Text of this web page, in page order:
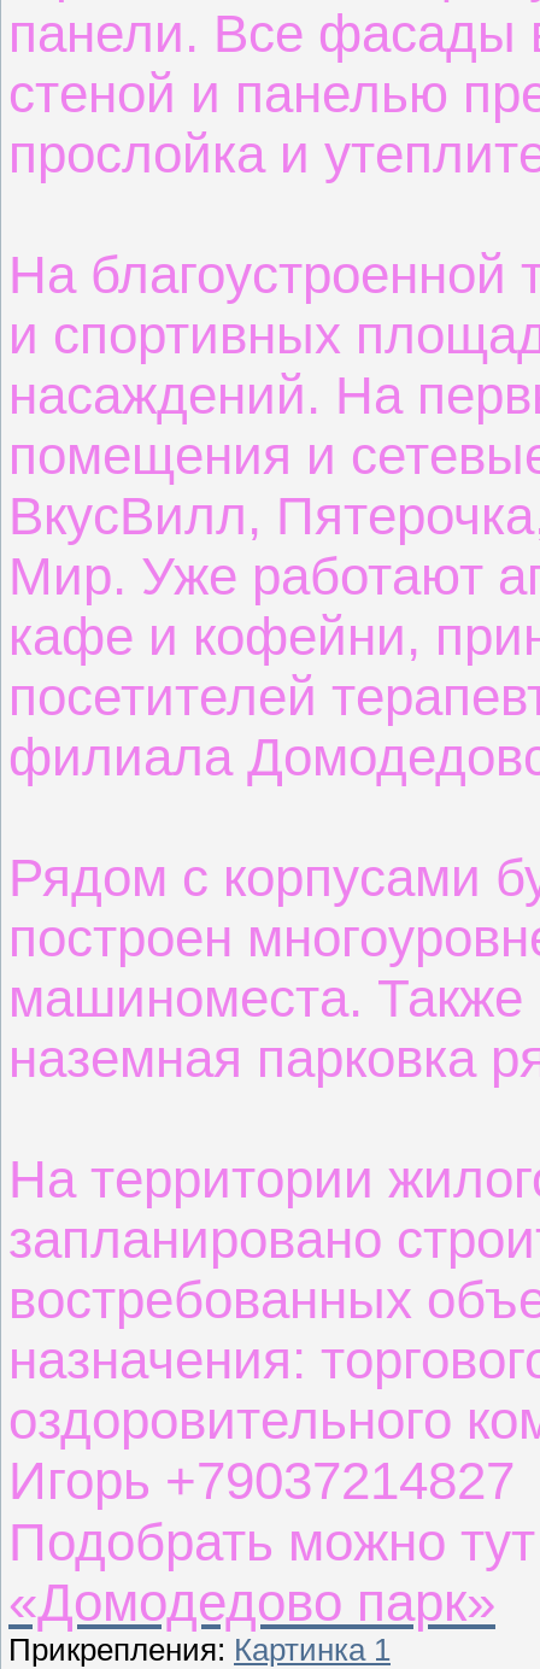
панели. Все фасады
стеной и панелью
прослойка и
На благоустроенной
и спортивных
насаждений. На
помещения и
ВкусВилл,
Мир. Уже работают
кафе и кофейни,
посетителей
филиала
Рядом с корпусами
построен
машиноместа.
наземная парковка
На территории
запланировано
востребованных
назначения:
оздоровительного
Игорь +79037214827
Подобрать можно
«Домодедово парк»
Прикрепления: Картинка 1